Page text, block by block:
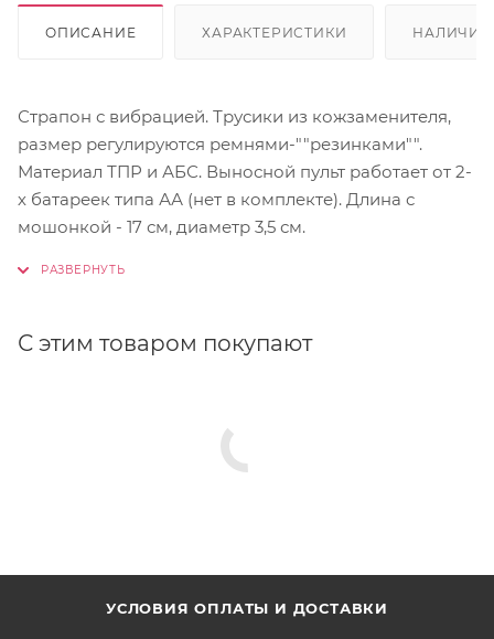
ОПИСАНИЕ ХАРАКТЕРИСТИКИ НАЛИЧИЕ
Страпон с вибрацией. Трусики из кожзаменителя,
размер регулируются ремнями-""резинками"".
Материал ТПР и АБС. Выносной пульт работает от 2-
х батареек типа АА (нет в комплекте). Длина с
мошонкой - 17 см, диаметр 3,5 см.
С этим товаром покупают
УСЛОВИЯ ОПЛАТЫ И ДОСТАВКИ